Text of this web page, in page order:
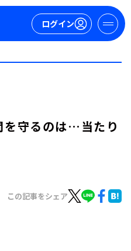
ログイン
を守るのは…当たり
この記事をシェア